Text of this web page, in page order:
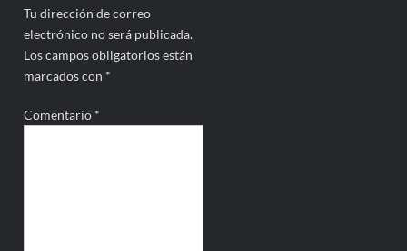
Tu dirección de correo
electrónico no será publicada.
Los campos obligatorios están
marcados con *
Comentario *